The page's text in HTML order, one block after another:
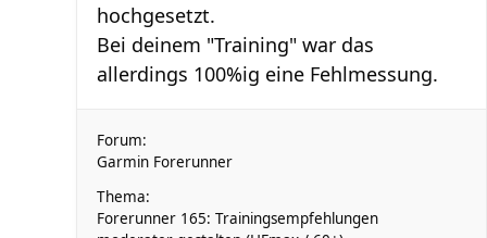
hochgesetzt.
Bei deinem "Training" war das
allerdings 100%ig eine Fehlmessung.
Forum:
Garmin Forerunner
Thema:
Forerunner 165: Trainingsempfehlungen